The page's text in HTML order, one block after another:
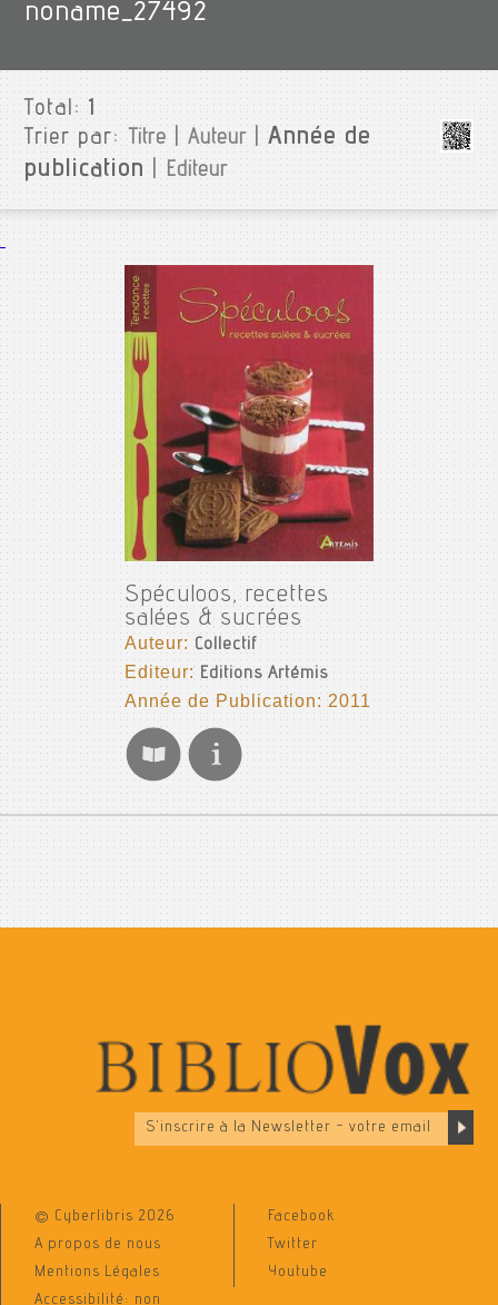
noname_27492
Total:1
Trier par: Titre|Auteur|Année de
publication | Editeur
Spéculoos, recettes
salées & sucrées
Auteur:Collectif
Editeur: Editions Artémis
Année de Publication: 2011
© Cyberlibris 2026
A propos de nous
Mentions Légales
Accessibilité: non
Facebook
Twitter
Youtube